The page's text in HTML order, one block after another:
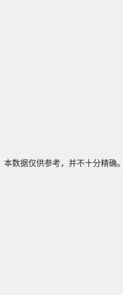
本数据仅供参考，并不十分精确。